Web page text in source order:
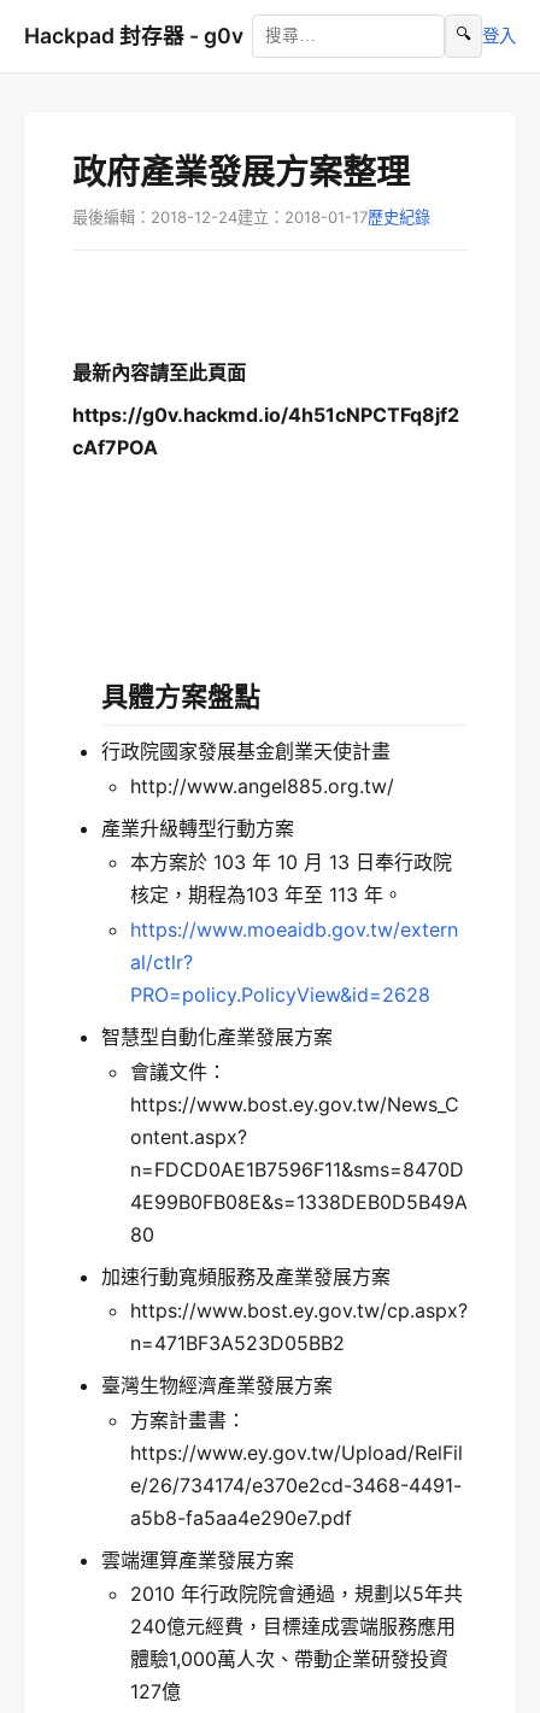
Hackpad 封存器 - g0v 🔍 登入
政府產業發展方案整理
最後編輯：2018-12-24建立：2018-01-17歷史紀錄
最新內容請至此頁面
https://g0v.hackmd.io/4h51cNPCTFq8jf2
cAf7POA
具體方案盤點
行政院國家發展基金創業天使計畫
http://www.angel885.org.tw/
產業升級轉型行動方案
本方案於 103 年 10 月 13 日奉行政院
核定，期程為103 年至 113 年。
https://www.moeaidb.gov.tw/extern
al/ctlr?
PRO=policy.PolicyView&id=2628
智慧型自動化產業發展方案
會議文件：
https://www.bost.ey.gov.tw/News_C
ontent.aspx?
n=FDCD0AE1B7596F11&sms=8470D
4E99B0FB08E&s=1338DEB0D5B49A
80
加速行動寬頻服務及產業發展方案
https://www.bost.ey.gov.tw/cp.aspx?
n=471BF3A523D05BB2
臺灣生物經濟產業發展方案
方案計畫書：
https://www.ey.gov.tw/Upload/RelFil
e/26/734174/e370e2cd-3468-4491-
a5b8-fa5aa4e290e7.pdf
雲端運算產業發展方案
2010 年行政院院會通過，規劃以5年共
240億元經費，目標達成雲端服務應用
體驗1,000萬人次、帶動企業研發投資
127億